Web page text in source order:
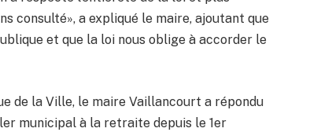
consulté», a expliqué le maire, ajoutant que
et que la loi nous oblige à accorder le
de la Ville, le maire Vaillancourt a répondu
municipal à la retraite depuis le 1er